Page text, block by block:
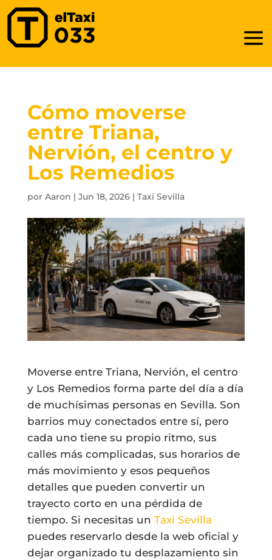
Cómo moverse
entre Triana,
Nervión, el centro y
Los Remedios
por Aaron | Jun 18, 2026| Taxi Sevilla
Moverse entre Triana, Nervión, el centro
y Los Remedios forma parte del día a día
de muchísimas personas en Sevilla. Son
barrios muy conectados entre sí, pero
cada uno tiene su propio ritmo, sus
calles más complicadas, sus horarios de
más movimiento y esos pequeños
detalles que pueden convertir un
trayecto corto en una pérdida de
tiempo. Si necesitas un Taxi Sevilla
puedes reservarlo desde la web oficial y
dejar organizado tu desplazamiento sin